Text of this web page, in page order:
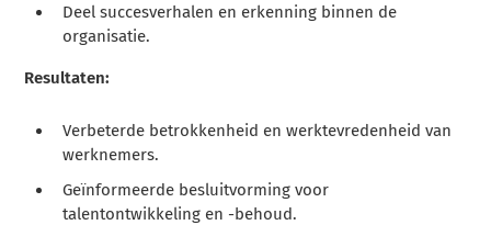
Deel succesverhalen en erkenning binnen de
organisatie.
Resultaten:
Verbeterde betrokkenheid en werktevredenheid van
werknemers.
Geïnformeerde besluitvorming voor
talentontwikkeling en -behoud.